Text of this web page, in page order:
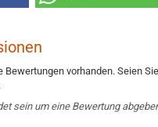
Bewertungen vorhanden. Seien
sein um eine Bewertung